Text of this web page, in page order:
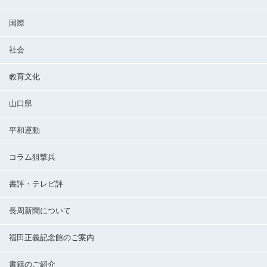
国際
社会
教育文化
山口県
平和運動
コラム狙撃兵
書評・テレビ評
長周新聞について
福田正義記念館のご案内
書籍のご紹介